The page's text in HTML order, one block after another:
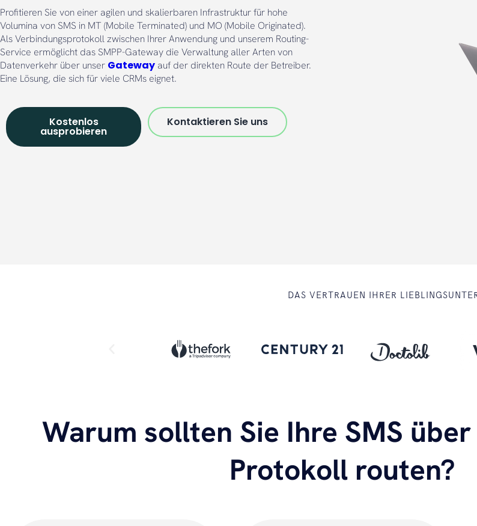
Profitieren Sie von einer agilen und skalierbaren Infrastruktur für hohe
Volumina von SMS in MT (Mobile Terminated) und MO (Mobile Originated).
Als Verbindungsprotokoll zwischen Ihrer Anwendung und unserem Routing-
Service ermöglicht das SMPP-Gateway die Verwaltung aller Arten von
Datenverkehr über unser Gateway auf der direkten Route der Betreiber.
Eine Lösung, die sich für viele CRMs eignet.
Kostenlos
ausprobieren
Kontaktieren Sie uns
DAS VERTRAUEN IHRER
Warum sollten Sie Ihre SMS über
Protokoll routen?